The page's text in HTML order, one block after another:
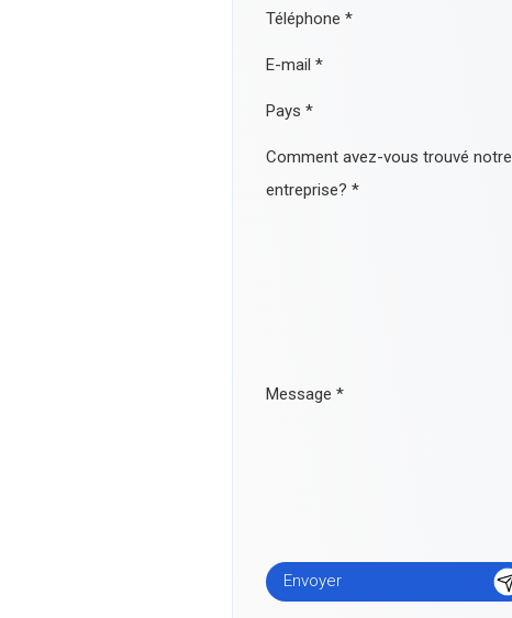
Téléphone *
E-mail *
Pays *
Comment avez-vous trouvé notre
entreprise? *
Message *